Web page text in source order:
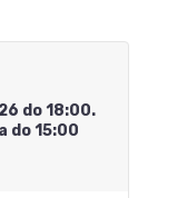
do 18:00.
do 15:00